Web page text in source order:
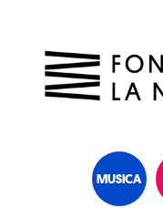
MUSICA